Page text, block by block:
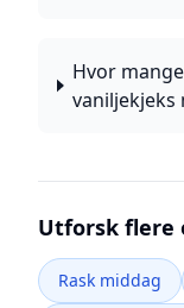
Hvor
vaniljekjeks
Utforsk flere
Rask middag